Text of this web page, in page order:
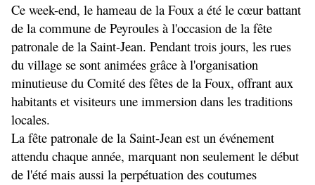
Ce week-end, le hameau de la Foux a été le cœur battant
de la commune de Peyroules à l'occasion de la fête
patronale de la Saint-Jean. Pendant trois jours, les rues
du village se sont animées grâce à l'organisation
minutieuse du Comité des fêtes de la Foux, offrant aux
habitants et visiteurs une immersion dans les traditions
locales.
La fête patronale de la Saint-Jean est un événement
attendu chaque année, marquant non seulement le début
de l'été mais aussi la perpétuation des coutumes